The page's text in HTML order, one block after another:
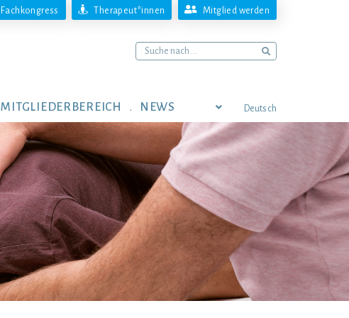
Fachkongress Therapeut*innen Mitglied werden
MITGLIEDERBEREICH NEWS Deutsch